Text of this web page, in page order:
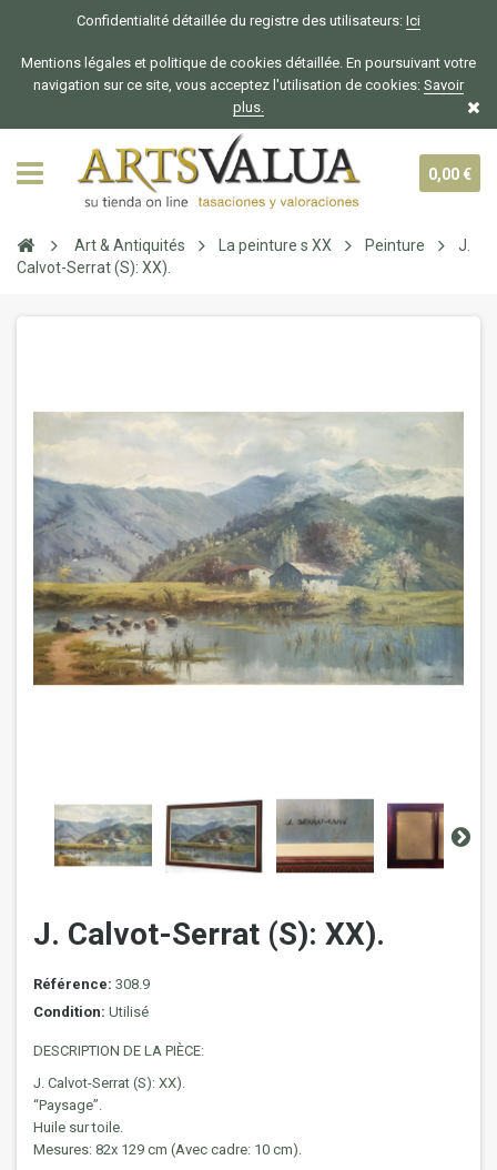
Confidentialité détaillée du registre des utilisateurs: Ici
Mentions légales et politique de cookies détaillée. En poursuivant votre
navigation sur ce site, vous acceptez l'utilisation de cookies: Savoir
plus.
0,00 €
Art & Antiquités La peinture s XX Peinture
J.
Calvot-Serrat (S): XX).
J. Calvot-Serrat (S): XX).
Référence: 308.9
Condition: Utilisé
DESCRIPTION DE LA PIÈCE:
J. Calvot-Serrat (S): XX).
“Paysage”.
Huile sur toile.
Mesures: 82x 129 cm (Avec cadre: 10 cm).